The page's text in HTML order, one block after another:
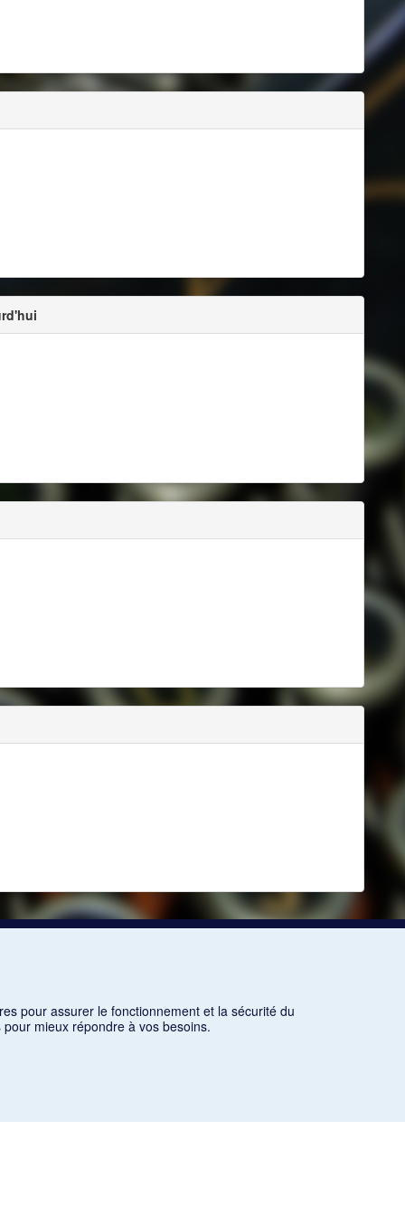
pour assurer le fonctionnement et la sécurité du
mieux répondre à vos besoins.